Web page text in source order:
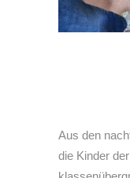
Aus den
die Kinder